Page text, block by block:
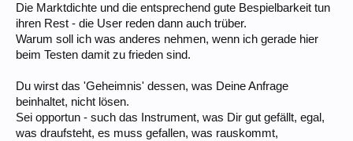
Die Marktdichte und die entsprechend gute Bespielbarkeit tun
ihren Rest - die User reden dann auch trüber.
Warum soll ich was anderes nehmen, wenn ich gerade hier
beim Testen damit zu frieden sind.
Du wirst das 'Geheimnis' dessen, was Deine Anfrage
beinhaltet, nicht lösen.
Sei opportun - such das Instrument, was Dir gut gefällt, egal,
was draufsteht, es muss gefallen, was rauskommt,